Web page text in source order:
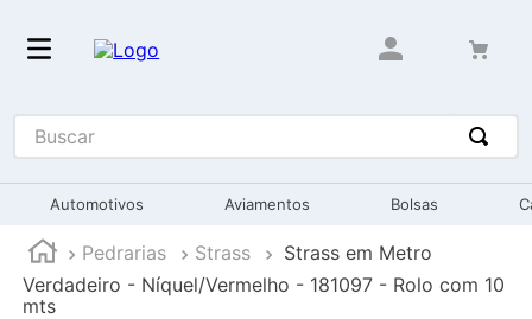
Automotivos Aviamentos Bolsas
Pedrarias Strass
Strass em Metro
Verdadeiro - Níquel/Vermelho - 181097 - Rolo com 10
mts